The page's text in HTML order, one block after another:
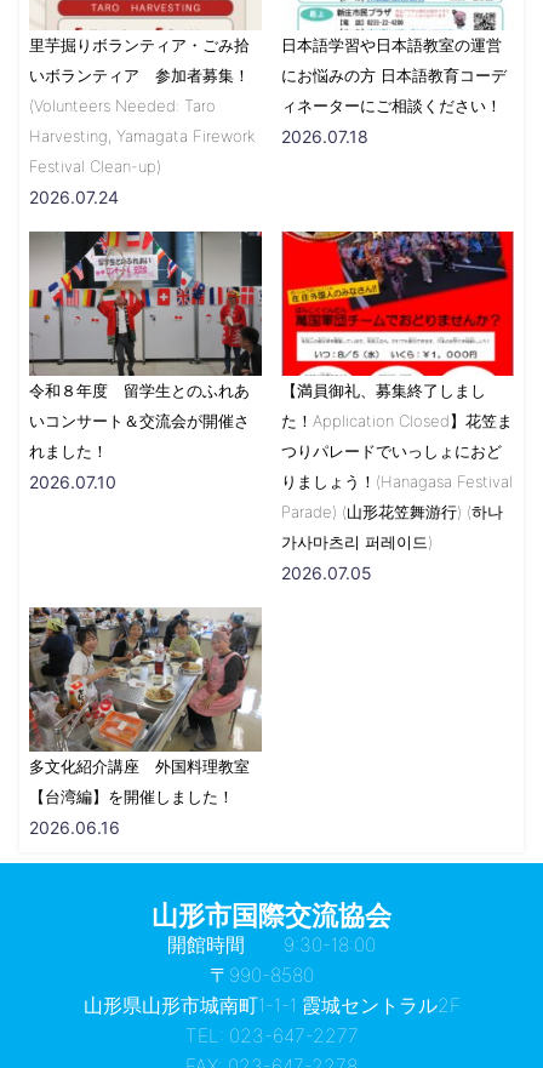
里芋掘りボランティア・ごみ拾
いボランティア 参加者募集！
(Volunteers Needed: Taro
Harvesting, Yamagata Firework
Festival Clean-up)
2026.07.24
日本語学習や日本語教室の運営
にお悩みの方 日本語教育コーデ
ィネーターにご相談ください！
2026.07.18
令和８年度 留学生とのふれあ
いコンサート＆交流会が開催さ
れました！
2026.07.10
【満員御礼、募集終了しまし
た！Application Closed】花笠ま
つりパレードでいっしょにおど
りましょう！(Hanagasa Festival
Parade) (山形花笠舞游行) (하나
가사마츠리 퍼레이드)
2026.07.05
多文化紹介講座 外国料理教室
【台湾編】を開催しました！
2026.06.16
山形市国際交流協会
開館時間 9:30-18:00
〒990-8580
山形県山形市城南町1-1-1 霞城セントラル2F
TEL: 023-647-2277